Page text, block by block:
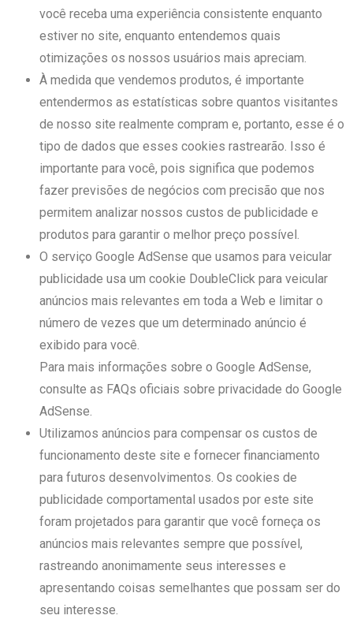
você receba uma experiência consistente enquanto
estiver no site, enquanto entendemos quais
otimizações os nossos usuários mais apreciam.
À medida que vendemos produtos, é importante
entendermos as estatísticas sobre quantos visitantes
de nosso site realmente compram e, portanto, esse é o
tipo de dados que esses cookies rastrearão. Isso é
importante para você, pois significa que podemos
fazer previsões de negócios com precisão que nos
permitem analizar nossos custos de publicidade e
produtos para garantir o melhor preço possível.
O serviço Google AdSense que usamos para veicular
publicidade usa um cookie DoubleClick para veicular
anúncios mais relevantes em toda a Web e limitar o
número de vezes que um determinado anúncio é
exibido para você.
Para mais informações sobre o Google AdSense,
consulte as FAQs oficiais sobre privacidade do Google
AdSense.
Utilizamos anúncios para compensar os custos de
funcionamento deste site e fornecer financiamento
para futuros desenvolvimentos. Os cookies de
publicidade comportamental usados ​​por este site
foram projetados para garantir que você forneça os
anúncios mais relevantes sempre que possível,
rastreando anonimamente seus interesses e
apresentando coisas semelhantes que possam ser do
seu interesse.